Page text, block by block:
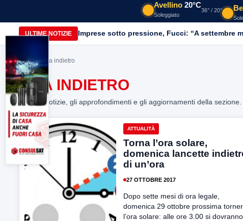
Avellino 20°C
Soleggiato
36° / 20°
ULTIME NOTIZIE Imprese sotto pressione, Fucci: “A settembre
Home> Ora indietro
ORA INDIETRO
Tutte le notizie, gli approfondimenti e gli aggiornamenti della sezione.
ATTUALITÀ
Torna l’ora solare,
domenica lancette
di un’ora
27 OTTOBRE 2017
Dopo sette mesi di ora legale,
domenica 29 ottobre prossima
l’ora solare: alle ore 3.00 si